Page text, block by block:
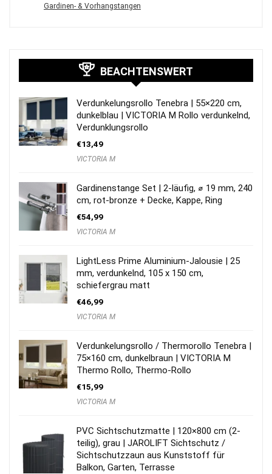
Gardinen- & Vorhangstangen
BEACHTENSWERT
Verdunkelungsrollo Tenebra | 55×220 cm,
dunkelblau | VICTORIA M Rollo verdunkelnd,
Verdunklungsrollo
€13,49
VICTORIA M
Gardinenstange Set | 2-läufig, ⌀ 19 mm, 240
cm, rot-bronze + Decke, Kappe, Ring
€54,99
VICTORIA M
LightLess Prime Aluminium-Jalousie | 25
mm, verdunkelnd, 105 x 150 cm,
schiefergrau matt
€46,99
VICTORIA M
Verdunkelungsrollo / Thermorollo Tenebra |
75×160 cm, dunkelbraun | VICTORIA M
Thermo Rollo, Thermo-Rollo
€15,99
VICTORIA M
PVC Sichtschutzmatte | 120×800 cm (2-
teilig), grau | JAROLIFT Sichtschutz /
Sichtschutzzaun aus Kunststoff für
Balkon, Garten, Terrasse